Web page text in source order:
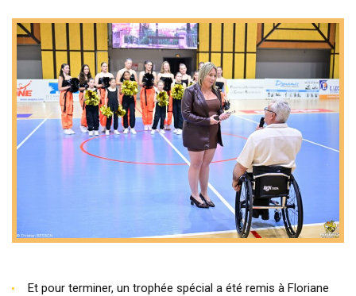
Et pour terminer, un trophée spécial a été remis à Floriane